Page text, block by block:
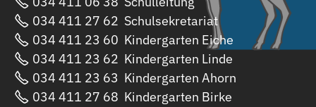
034 411 27 62 Schulsekretariat
034 411 23 60 Kindergarten Eiche
034 411 23 62 Kindergarten Linde
034 411 23 63 Kindergarten Ahorn
034 411 27 68 Kindergarten Birke